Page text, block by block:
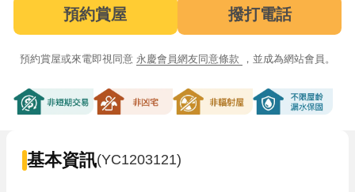
預約賞屋 撥打電話
預約賞屋或來電即視同意 永慶會員網友同意條款 ，並成為網站會員。
基本資訊(YC1203121)